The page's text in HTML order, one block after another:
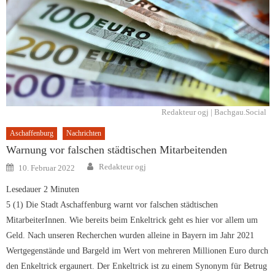
Redakteur ogj | Bachgau.Social
Aschaffenburg Nachrichten
Warnung vor falschen städtischen Mitarbeitenden
Posted
on
10. Februar 2022 Author
Redakteur ogj
Lesedauer 2 Minuten
5 (1) Die Stadt Aschaffenburg warnt vor falschen städtischen
MitarbeiterInnen. Wie bereits beim Enkeltrick geht es hier vor allem um
Geld. Nach unseren Recherchen wurden alleine in Bayern im Jahr 2021
Wertgegenstände und Bargeld im Wert von mehreren Millionen Euro durch
den Enkeltrick ergaunert. Der Enkeltrick ist zu einem Synonym für Betrug